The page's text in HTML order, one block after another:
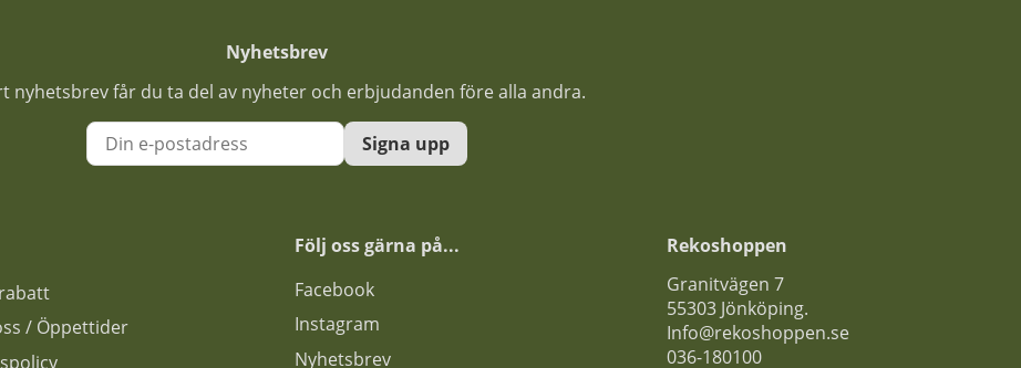
Nyhetsbrev
nyhetsbrev får du ta del av nyheter och erbjudanden före alla andra.
Signa upp
/ Öppettider
Följ oss gärna på...
Facebook
Instagram
Nyhetsbrev
Rekoshoppen
Granitvägen 7
55303 Jönköping.
Info@rekoshoppen.se
036-180100